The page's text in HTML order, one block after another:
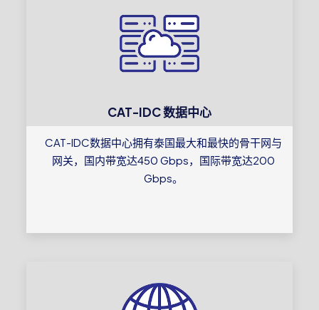
CAT-IDC 数据中心
CAT-IDC数据中心拥有泰国最大和最快的骨干网与
网关，国内带宽达450 Gbps，国际带宽达200
Gbps。